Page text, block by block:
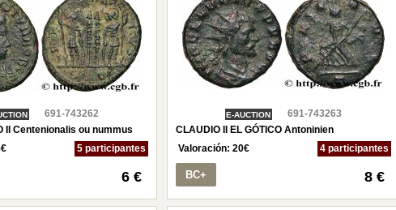
691-743262
II Centenionalis ou nummus
€ 5 participantes
6 €
E-AUCTION
691-743263
CLAUDIO II EL GÓTICO Antoninien
Valoración:20€ 4 participantes
BC+ 8 €